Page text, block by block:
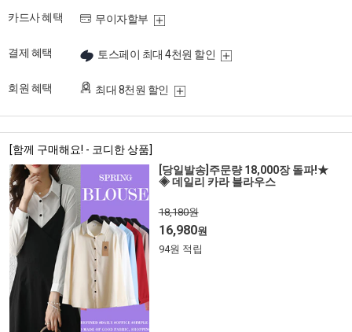
카드사 혜택 무이자할부
결제 혜택 토스페이 최대 4천원 할인
회원 혜택 최대 8천원 할인
[함께 구매해요! - 코디한 상품]
[당일발송]주문량 18,000장 돌파!★
◈ 데일리 카라 블라우스
18,180원
16,980원
94원 적립